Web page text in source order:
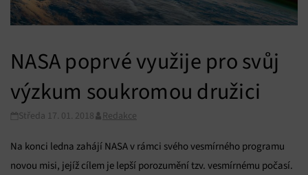
NASA poprvé využije pro svůj
výzkum soukromou družici
Středa 17. 01. 2018 Redakce
Na konci ledna zahájí NASA v rámci svého vesmírného programu
novou misi, jejíž cílem je lepší porozumění tzv. vesmírnému počasí.